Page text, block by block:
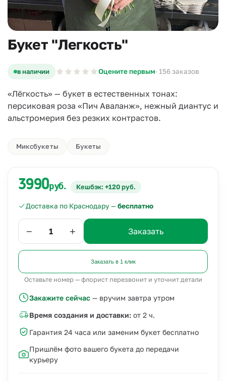
Букет "Легкость"
в наличии Оцените первым· 156 заказов
«Лёгкость» — букет в естественных тонах:
персиковая роза «Пич Аваланж», нежный диантус и
альстромерия без резких контрастов.
Миксбукеты Букеты
3990руб. Кешбэк: +120 руб.
Доставка по Краснодару —бесплатно
− + Заказать
Заказать в 1 клик
Оставьте номер — флорист перезвонит и уточнит детали
Закажите сейчас — вручим завтра утром
Время создания и доставки: от 2 ч.
Гарантия 24 часа или заменим букет бесплатно
Пришлём фото вашего букета до передачи
курьеру